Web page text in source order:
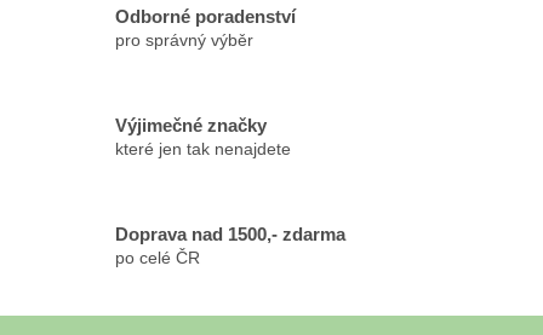
k
s
Odborné poradenství
pro správný výběr
Výjimečné značky
které jen tak nenajdete
Doprava nad 1500,- zdarma
po celé ČR